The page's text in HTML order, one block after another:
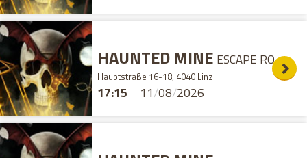
11/08/2026
17:15
HAUNTED MINE ESCAPE ROOM
Hauptstraße 16-18, 4040 Linz